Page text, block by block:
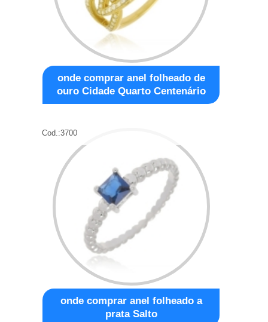
onde comprar anel folheado de
ouro Cidade Quarto Centenário
Cod.:3700
onde comprar anel folheado a
prata Salto